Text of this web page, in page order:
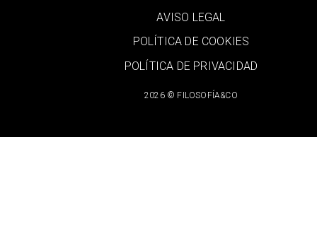
2026 © FILOSOFÍA&CO
AVISO LEGAL
POLÍTICA DE COOKIES
POLÍTICA DE PRIVACIDAD